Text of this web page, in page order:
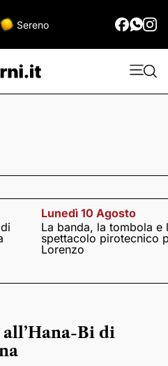
Sereno
Lunedì 10 Agosto
La banda, la tombola e
spettacolo pirotecnico
Lorenzo
Bi di